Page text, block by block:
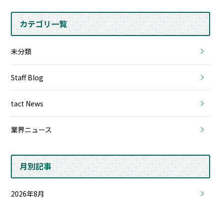
カテゴリ一覧
未分類
Staff Blog
tact News
業界ニュース
月別記事
2026年8月